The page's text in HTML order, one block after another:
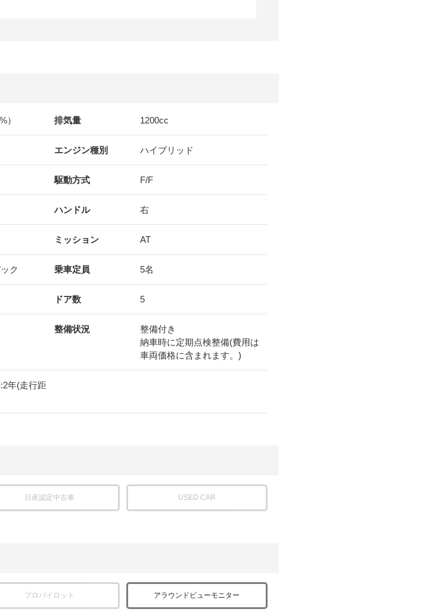
） 排気量 1200cc
エンジン種別 ハイブリッド
駆動方式 F/F
ハンドル 右
ミッション AT
ク 乗車定員 5名
ドア数 5
整備状況
整備付き
納車時に定期点検整備(費用は
車両価格に含まれます。)
年(走行距
日産認定中古車 USED CAR
プロパイロット アラウンドビューモニター